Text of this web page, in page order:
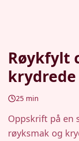
Røykfylt
25 min
Oppskrift på en
røyksmak og